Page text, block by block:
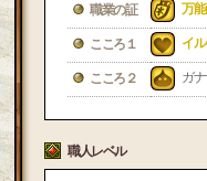
職業の証 万
こころ１ イ
こころ２ ガ
職人レベル